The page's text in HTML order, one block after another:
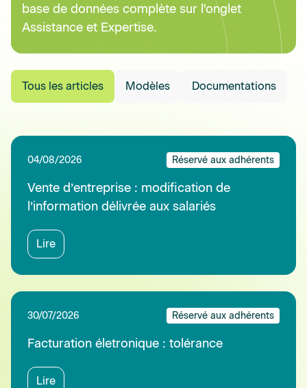
Contacter
base de données complète sur l'onglet
Assistance et Expertise.
Tous les articles Modèles Documentations
04/08/2026 Réservé aux adhérents
Vente d’entreprise : modification de
l’information délivrée aux salariés
Lire
30/07/2026 Réservé aux adhérents
Facturation életronique : tolérance
Lire